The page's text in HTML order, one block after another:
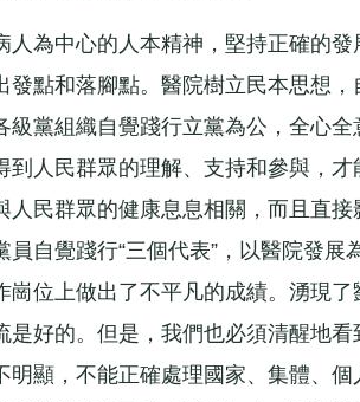
中心的人本精神，堅持正確的發
發點和落腳點。醫院樹立民本思想
級黨組織自覺踐行立黨為公，全心
到人民群眾的理解、支持和參與，
人民群眾的健康息息相關，而且直
員自覺踐行“三個代表”，以醫院發
崗位上做出了不平凡的成績。湧現
好的。但是，我們也必須清醒地看
明顯，不能正確處理國家、集體、